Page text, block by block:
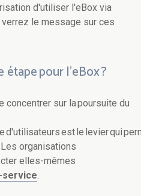
d'utiliser l'eBox via
le message sur ces
pour l’eBox ?
concentrer sur la poursuite du
d'utilisateurs est le levier qui
organisations
elles-mêmes
service.